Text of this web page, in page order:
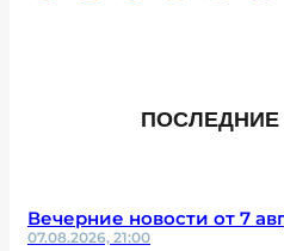
Вечерние новости от 7
07.08.2026, 21:00